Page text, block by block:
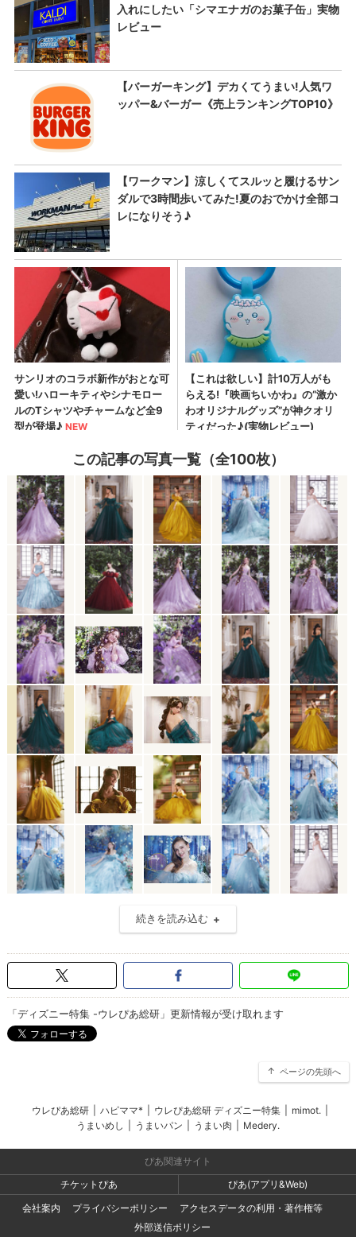
この記事の写真一覧（全100枚）
続きを読み込む
「ディズニー特集 -ウレぴあ総研」更新情報が受け取れます
ページの先頭へ
ウレぴあ総研 ハピママ* ウレぴあ総研 ディズニー特集 mimot.
うまいめし
うまいパン うまい肉 Medery.
ぴあ関連サイト
チケットぴあ
ぴあ(アプリ&Web)
会社案内
プライバシーポリシー
アクセスデータの利用・著作権等
外部送信ポリシー